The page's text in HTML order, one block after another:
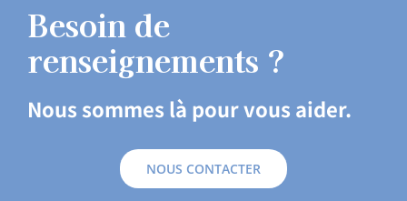
Besoin de
renseignements ?
Nous sommes là pour vous aider.
NOUS CONTACTER